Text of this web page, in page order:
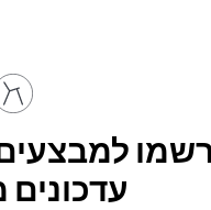
עדכונים